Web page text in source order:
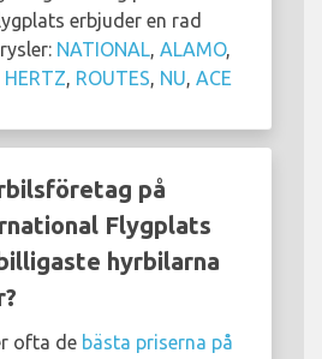
erbjuder en rad
NATIONAL, ALAMO,
HERTZ, ROUTES, NU, ACE
på
Flygplats
hyrbilarna
ofta de bästa priserna på